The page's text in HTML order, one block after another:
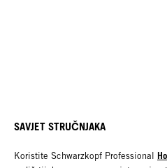
SAVJET STRUČNJAKA
Koristite Schwarzkopf Professional